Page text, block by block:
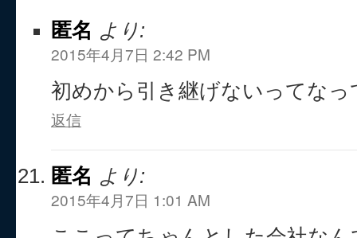
匿名 より:
2015年4月7日 2:42 PM
初めから引き継げないってなっ
返信
匿名 より:
2015年4月7日 1:01 AM